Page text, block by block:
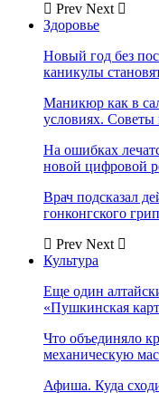
Prev Next
Здоровье
Новый год без
каникулы
Маникюр как в
условиях. Советы
На ошибках
новой цифровой
Врач подсказал
гонконгского
Prev Next
Культура
Еще один
«Пушкинская
Что объединяло
механическую
Афиша. Куда